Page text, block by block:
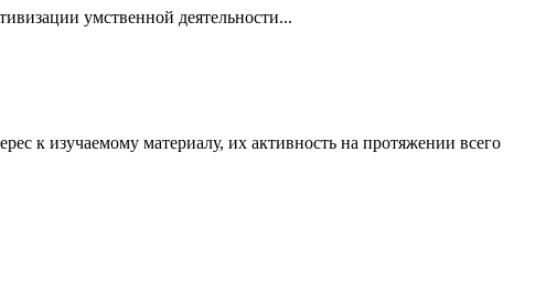
умственной деятельности...
к изучаемому материалу, их активность на протяжении всего